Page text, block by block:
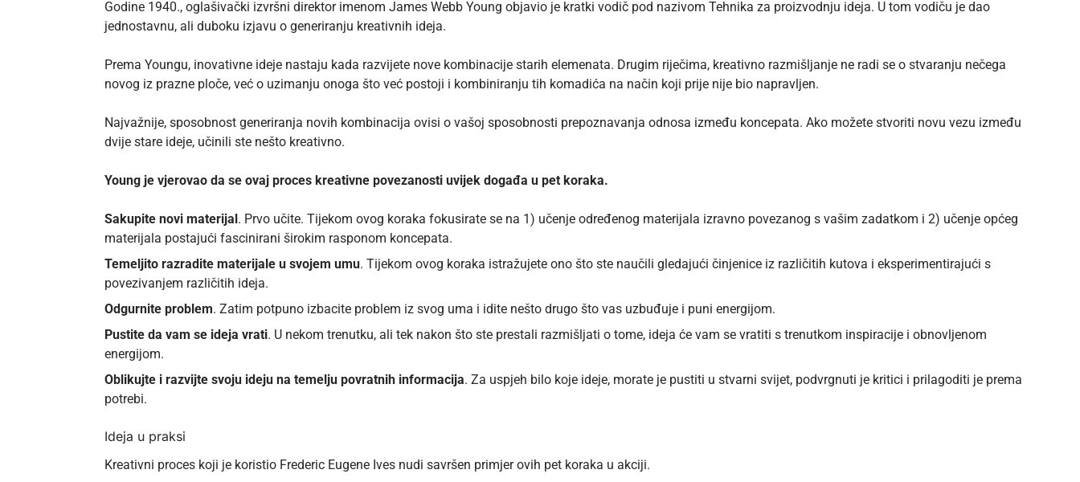
Godine 1940., oglašivački izvršni direktor imenom James Webb Young objavio je kratki vodič pod nazivom Tehnika za proizvodnju ideja. U tom vodiču je dao
jednostavnu, ali duboku izjavu o generiranju kreativnih ideja.
Prema Youngu, inovativne ideje nastaju kada razvijete nove kombinacije starih elemenata. Drugim riječima, kreativno razmišljanje ne radi se o stvaranju nečega
novog iz prazne ploče, već o uzimanju onoga što već postoji i kombiniranju tih komadića na način koji prije nije bio napravljen.
Najvažnije, sposobnost generiranja novih kombinacija ovisi o vašoj sposobnosti prepoznavanja odnosa između koncepata. Ako možete stvoriti novu vezu između
dvije stare ideje, učinili ste nešto kreativno.
Young je vjerovao da se ovaj proces kreativne povezanosti uvijek događa u pet koraka.
Sakupite novi materijal. Prvo učite. Tijekom ovog koraka fokusirate se na 1) učenje određenog materijala izravno povezanog s vašim zadatkom i 2) učenje općeg
materijala postajući fascinirani širokim rasponom koncepata.
Temeljito razradite materijale u svojem umu. Tijekom ovog koraka istražujete ono što ste naučili gledajući činjenice iz različitih kutova i eksperimentirajući s
povezivanjem različitih ideja.
Odgurnite problem. Zatim potpuno izbacite problem iz svog uma i idite nešto drugo što vas uzbuđuje i puni energijom.
Pustite da vam se ideja vrati. U nekom trenutku, ali tek nakon što ste prestali razmišljati o tome, ideja će vam se vratiti s trenutkom inspiracije i obnovljenom
energijom.
Oblikujte i razvijte svoju ideju na temelju povratnih informacija. Za uspjeh bilo koje ideje, morate je pustiti u stvarni svijet, podvrgnuti je kritici i prilagoditi je prema
potrebi.
Ideja u praksi
Kreativni proces koji je koristio Frederic Eugene Ives nudi savršen primjer ovih pet koraka u akciji.